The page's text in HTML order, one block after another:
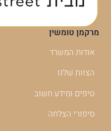
מרקמן טומשין
אודות המשרד
הצוות שלנו
טיפים ומידע חשוב
סיפורי הצלחה